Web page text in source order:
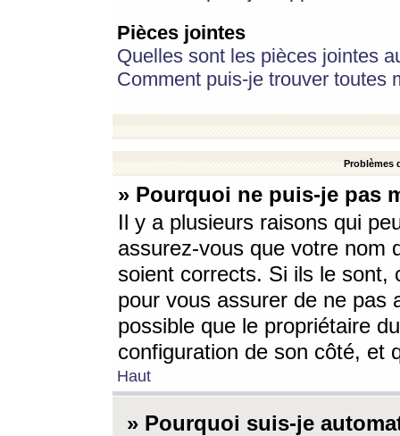
Pièces jointes
Quelles sont les pièces jointes
Comment puis-je trouver toutes
Problèmes
» Pourquoi ne puis-je pas
Il y a plusieurs raisons qui
assurez-vous que votre nom
soient corrects. Si ils le sont,
pour vous assurer de ne pas
possible que le propriétaire
configuration de son côté, et
Haut
» Pourquoi suis-je